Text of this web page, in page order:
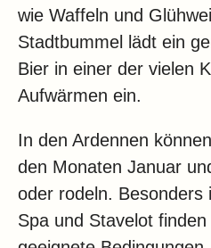
wie Waffeln und
Stadtbummel lädt ein
Bier in einer der vielen
Aufwärmen ein.
In den Ardennen können
den Monaten Januar
oder rodeln. Besonders
Spa und Stavelot